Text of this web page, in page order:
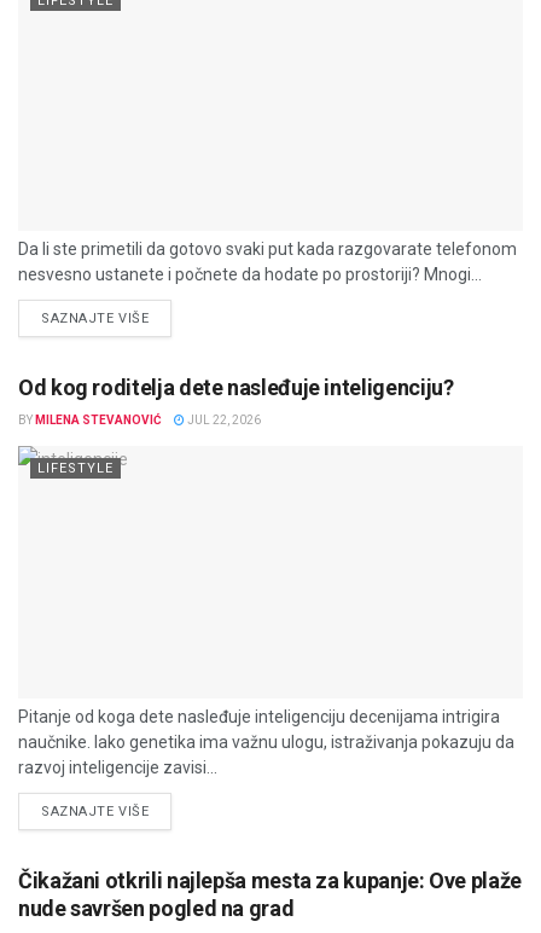
Da li ste primetili da gotovo svaki put kada razgovarate telefonom
nesvesno ustanete i počnete da hodate po prostoriji? Mnogi...
SAZNAJTE VIŠEDETAILS
Od kog roditelja dete nasleđuje inteligenciju?
BY MILENA STEVANOVIĆ JUL 22, 2026
LIFESTYLE
Pitanje od koga dete nasleđuje inteligenciju decenijama intrigira
naučnike. Iako genetika ima važnu ulogu, istraživanja pokazuju da
razvoj inteligencije zavisi...
SAZNAJTE VIŠEDETAILS
Čikažani otkrili najlepša mesta za kupanje: Ove plaže
nude savršen pogled na grad